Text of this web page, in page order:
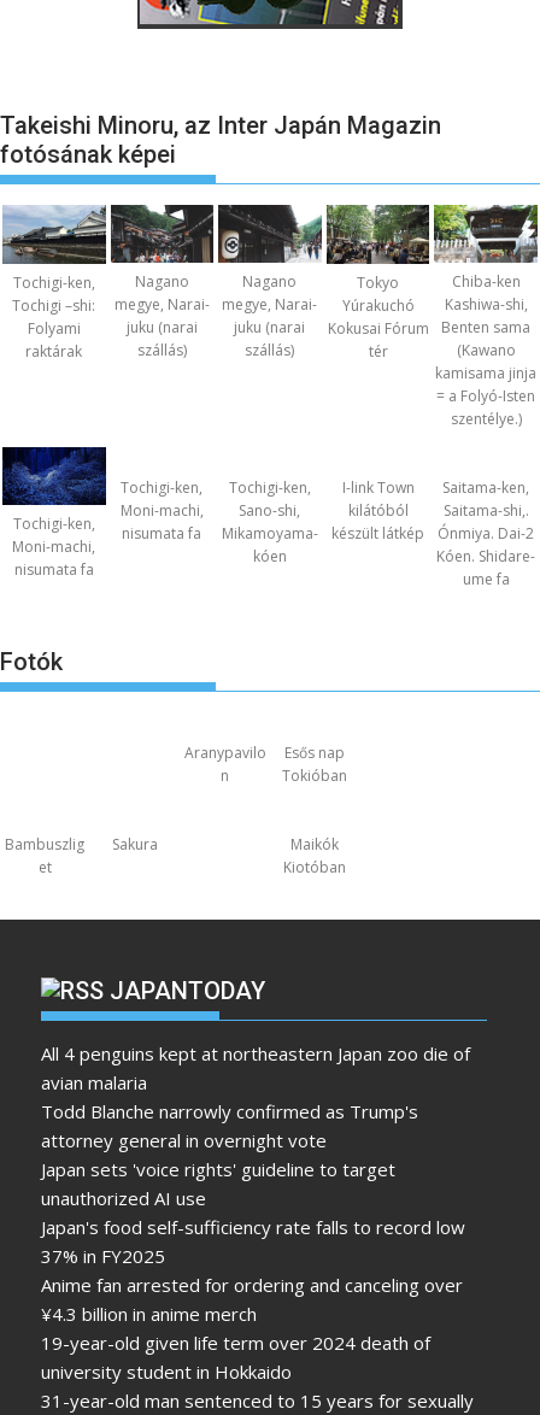
Takeishi Minoru, az Inter Japán Magazin
fotósának képei
Tochigi-ken,
Tochigi –shi:
Folyami
raktárak
Nagano
megye, Narai-
juku (narai
szállás)
Nagano
megye, Narai-
juku (narai
szállás)
Tokyo
Yúrakuchó
Kokusai Fórum
tér
Chiba-ken
Kashiwa-shi,
Benten sama
(Kawano
kamisama jinja
= a Folyó-Isten
szentélye.)
Tochigi-ken,
Moni-machi,
nisumata fa
Tochigi-ken,
Moni-machi,
nisumata fa
Tochigi-ken,
Sano-shi,
Mikamoyama-
kóen
I-link Town
kilátóból
készült látkép
Saitama-ken,
Saitama-shi,.
Ónmiya. Dai-2
Kóen. Shidare-
ume fa
Fotók
Aranypavilo
n
Esős nap
Tokióban
Bambuszlig
et
Sakura
Maikók
Kiotóban
JAPANTODAY
All 4 penguins kept at northeastern Japan zoo die of
avian malaria
Todd Blanche narrowly confirmed as Trump's
attorney general in overnight vote
Japan sets 'voice rights' guideline to target
unauthorized AI use
Japan's food self-sufficiency rate falls to record low
37% in FY2025
Anime fan arrested for ordering and canceling over
¥4.3 billion in anime merch
19-year-old given life term over 2024 death of
university student in Hokkaido
31-year-old man sentenced to 15 years for sexually